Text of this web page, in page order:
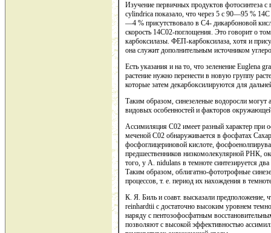
Изучение первичных продуктов фотосинтеза
cylindrica показало, что через 5 с 90—95 %
—4 % присутствовало в С4- дикарбоновой
скорость 14С02-поглощения. Это говорит о
карбоксилазы. ФЕП-карбоксилаза, хотя и
она служит дополнительным источником
Есть указания и на то, что зеленение Euglena
растение нужно перенести в новую группу
которые затем декарбоксилируются для
Таким образом, синезеленые водоросли
видовых особенностей и факторов
Ассимиляция С02 имеет разный характер при
меченой С02 обнаруживается в фосфатах
фосфоглицериновой кислоте,
предшественников низкомолекулярной РНК,
того, у A. nidulans в темноте синтезируется
Таким образом, облигатно-фототрофные
процессов, т. е. период их нахождения в
К. Я. Биль и соавт. высказали предположение,
reinhardtii с достаточно высоким уровнем
наряду с пентозофосфатным
позволяют с высокой эффективностью